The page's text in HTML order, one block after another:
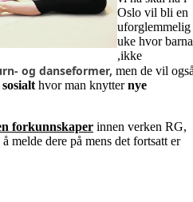
Oslo vil bli en
uforglemmelig
uke hvor barna
,ikke
og danseformer, men de vil
hvor man knytternye
forkunnskaper innen verken RG,
melde dere på mens det fortsatt er